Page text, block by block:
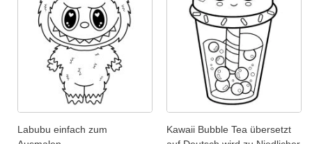
Labubu einfach zum
Kawaii Bubble Tea übersetzt